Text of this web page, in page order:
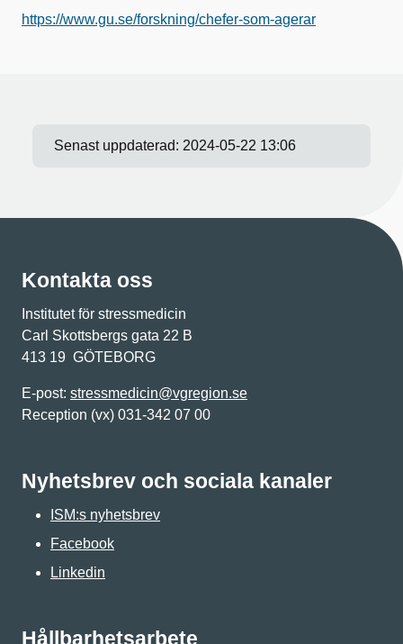
https://www.gu.se/forskning/chefer-som-agerar
Senast uppdaterad: 2024-05-22 13:06
Kontakta oss
Institutet för stressmedicin
Carl Skottsbergs gata 22 B
413 19 GÖTEBORG
E-post: stressmedicin@vgregion.se
Reception (vx) 031-342 07 00
Nyhetsbrev och sociala kanaler
ISM:s nyhetsbrev
Facebook
Linkedin
Hållbarhetsarbete